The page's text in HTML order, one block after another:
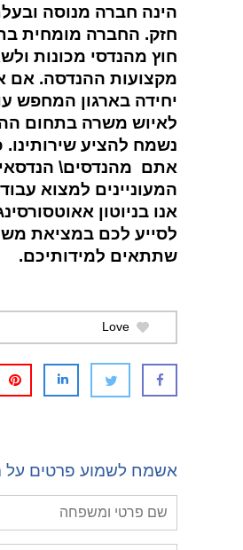
הינה חברה מנוסה
חזק. החברה מומחית
חוץ מהנדסי מכונות
מקצועות ההנדסה. אם
יחידה בארגון המחפש
לאיוש משרה בתחום
נשמח להציע שירותינו.
אתם מהנדסים\
המעוניינים למצוא
אנו בניוטון
לסייע לכם במציאת
שתתאים למידותיכם.
Love
אשמח לשמוע פרטים